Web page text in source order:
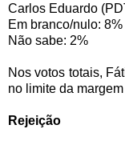
Carlos Eduardo
Em branco/nulo: 8%
Não sabe: 2%
Nos votos totais,
no limite da
Rejeição